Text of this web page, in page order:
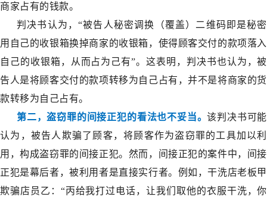
商家占有的钱款。
判决书认为，“被告人秘密调换（覆盖）二维码即是秘密
用自己的收银箱换掉商家的收银箱，使得顾客交付的款项落入
自己的收银箱，从而占为己有”。这表明，判决书也认为，被
告人是将顾客交付的款项转移为自己占有，并不是将商家的货
款转移为自己占有。
第二，盗窃罪的间接正犯的看法也不妥当。该判决书可能
认为，被告人欺骗了顾客，将顾客作为盗窃罪的工具加以利
用，构成盗窃罪的间接正犯。然而，间接正犯的案件中，间接
正犯是幕后者，被利用者是直接实行者。例如，干洗店老板甲
欺骗店员乙：“丙给我打过电话，让我们取他的衣服干洗，你